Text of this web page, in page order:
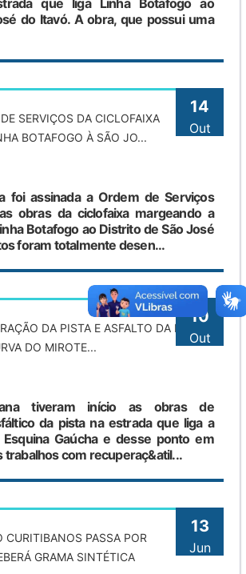
do Itavó. A obra, que possui uma
14
Out
SERVIÇOS DA CICLOFAIXA
BOTAFOGO À SÃO JO...
foi assinada a Ordem de Serviços
obras da ciclofaixa margeando a
Botafogo ao Distrito de São José
foram totalmente desen...
10
Out
DA PISTA E ASFALTO DA BASE
DO MIROTE...
tiveram início as obras de
da pista na estrada que liga a
Gaúcha e desse ponto em
trabalhos com recuperaç&atil...
13
Jun
CURITIBANOS PASSA POR
GRAMA SINTÉTICA